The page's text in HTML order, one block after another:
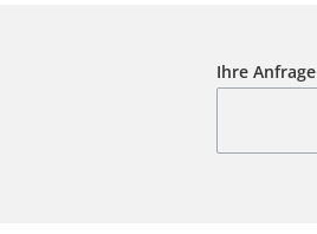
Ihre Anfrage